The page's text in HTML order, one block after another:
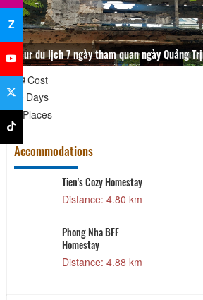
Tour du lịch 7 ngày tham quan ngày Quảng Trị
Cost
Days
Places
Accommodations
Tien's Cozy Homestay
Distance: 4.80 km
Phong Nha BFF
Homestay
Distance: 4.88 km
Z